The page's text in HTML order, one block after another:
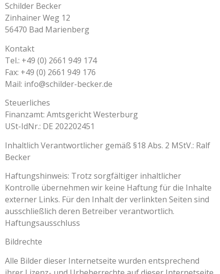
Schilder Becker
Zinhainer Weg 12
56470 Bad Marienberg
Kontakt
Tel.: +49 (0) 2661 949 174
Fax: +49 (0) 2661 949 176
Mail: info@schilder-becker.de
Steuerliches
Finanzamt: Amtsgericht Westerburg
USt-IdNr.: DE 202202451
Inhaltlich Verantwortlicher gemäß §18 Abs. 2 MStV.: Ralf
Becker
Haftungshinweis: Trotz sorgfältiger inhaltlicher
Kontrolle übernehmen wir keine Haftung für die Inhalte
externer Links. Für den Inhalt der verlinkten Seiten sind
ausschließlich deren Betreiber verantwortlich.
Haftungsausschluss
Bildrechte
Alle Bilder dieser Internetseite wurden entsprechend